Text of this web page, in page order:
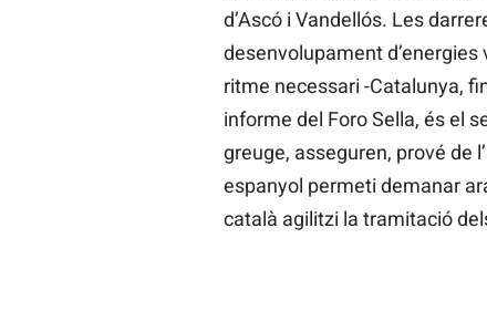
d’Ascó i Vandellós. Les
desenvolupament
ritme necessari -Catalunya,
informe del Foro Sella, és el
greuge, asseguren, prové de
espanyol permeti demanar
català agilitzi la tramitació